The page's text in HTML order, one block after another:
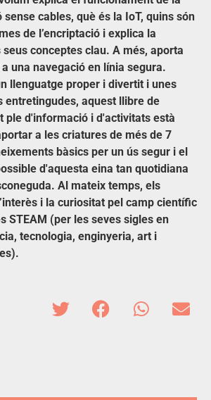
sense cables, què és la IoT, quins són
de l’encriptació i explica la
conceptes clau. A més, aporta
una navegació en línia segura.
llenguatge proper i divertit i unes
entretingudes, aquest llibre de
ple d'informació i d'activitats està
a les criatures de més de 7
bàsics per un ús segur i el
d'aquesta eina tan quotidiana
Al mateix temps, els
i la curiositat pel camp científic
STEAM (per les seves sigles en
tecnologia, enginyeria, art i